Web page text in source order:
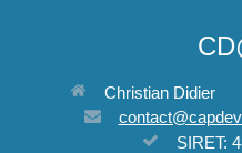
Christian Didier
SIRET: